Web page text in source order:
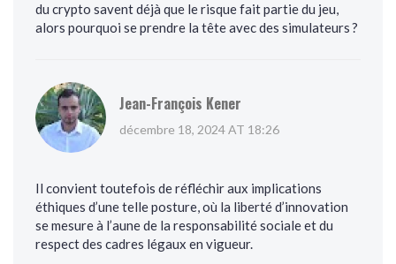
du crypto savent déjà que le risque fait partie du jeu,
alors pourquoi se prendre la tête avec des simulateurs ?
Jean-François Kener
décembre 18, 2024 AT 18:26
Il convient toutefois de réfléchir aux implications
éthiques d’une telle posture, où la liberté d’innovation
se mesure à l’aune de la responsabilité sociale et du
respect des cadres légaux en vigueur.